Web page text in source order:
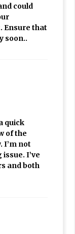
could
Ensure that
soon..
quick
of the
I’m not
I’ve
and both